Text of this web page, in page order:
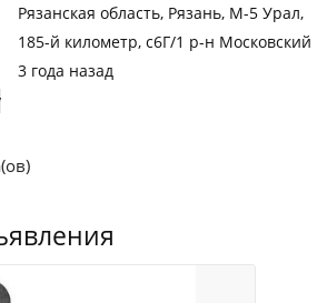
Рязанская область, Рязань, М-5 Урал,
185-й километр, с6Г/1 р-н Московский
3 года назад